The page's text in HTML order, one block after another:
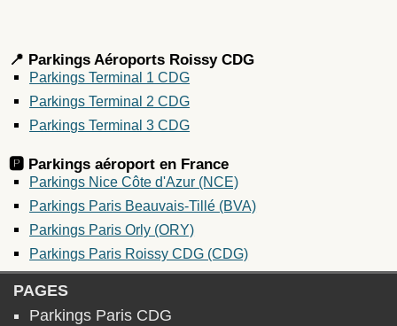
📍 Parkings Aéroports Roissy CDG
Parkings Terminal 1 CDG
Parkings Terminal 2 CDG
Parkings Terminal 3 CDG
🅿️ Parkings aéroport en France
Parkings Nice Côte d'Azur (NCE)
Parkings Paris Beauvais-Tillé (BVA)
Parkings Paris Orly (ORY)
Parkings Paris Roissy CDG (CDG)
PAGES
Parkings Paris CDG